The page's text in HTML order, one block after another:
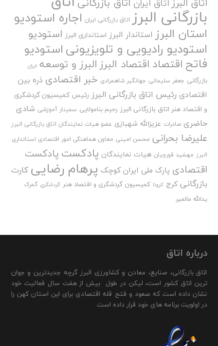
اتاق ایران
بازرگانی البرز اتاق بازرگانی ایران اجاره استودیو
استان البرز استاندار البرز استانداری البرز استودیو
استودیو رادیویی و تلویزیونیاستودیو
فاتح اقتصاد اقتصاد البرزالبرز و توسعه ایران
بازرگانی جعفر سلیمانی جهانگیر شاهمرادی خبر اقتصادی ذره بین
اقتصادی رئیس اتاق بازرگانی البرز رئیس کمیسیون گردشگری
و اقتصاد هنر اتاق بازرگانی البرز رحیم بنامولایی سمینار آموزشی شادی
حاضری صادرات عزیزالله شهبازی عضو هیات نمایندگان اتاق بازرگانی البرز
علیرضا بحرانی محسن امینی معاون هماهنگی امور اقتصادی استانداری
البرز مهشید قورچیان هیات نمایندگان پادکست پادکست
اقتصادی پارک ملی ایران کوچک پرهام رضایی کارت
بازرگانی کرج کرونا کمیسیون گردشگری و اقتصاد هنر گردشگری گمرک
یدالله مالمیر
درباره اتاق
اتاق بازرگانی، صنایع، معادن و کشاورزی البرز گرچه جدیدترین و جوان
ترین اتاق کشور است، لیکن در طول بیش از هفت سال فعالیت خود
نشان داده است که صعود و فتح قله اقتصادی برای این استان کهن را
در اولویت برنامه های خود قرار داده است.